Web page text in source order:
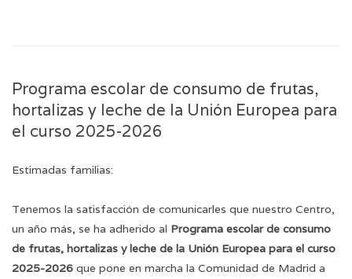
Programa escolar de consumo de frutas,
hortalizas y leche de la Unión Europea para
el curso 2025-2026
Estimadas familias:
Tenemos la satisfacción de comunicarles que nuestro Centro,
un año más, se ha adherido al Programa escolar de consumo
de frutas, hortalizas y leche de la Unión Europea para el curso
2025-2026 que pone en marcha la Comunidad de Madrid a